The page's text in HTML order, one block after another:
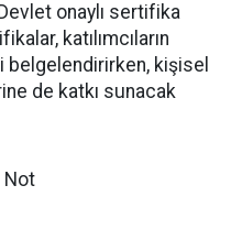
onaylı sertifika
katılımcıların
kişisel
de katkı sunacak
Not